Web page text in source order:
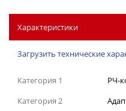
Характеристики
Загрузить технические
Категория 1
РЧ-
Категория 2